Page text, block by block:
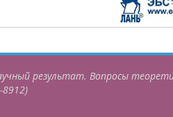
результат. Вопросы
8912)